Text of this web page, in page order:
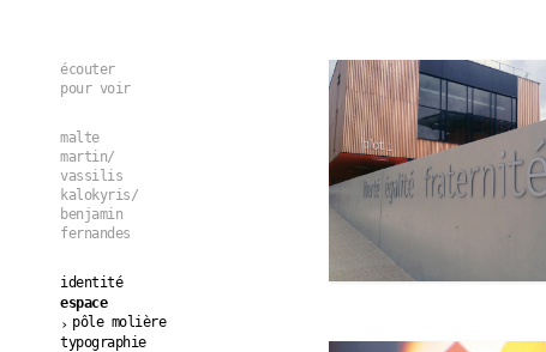
écouter
pour voir
malte
martin/
vassilis
kalokyris/
benjamin
fernandes
identité
espace
pôle molière
typographie